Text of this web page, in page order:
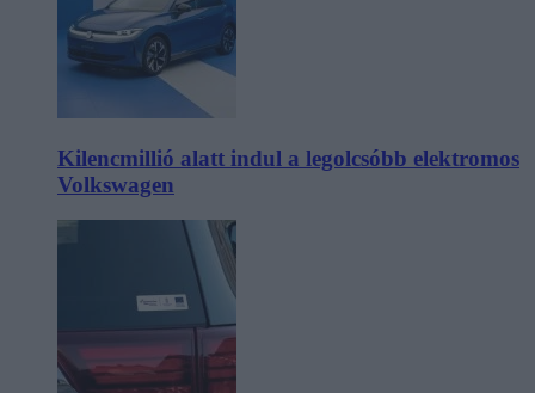
Kilencmillió alatt indul a legolcsóbb elektromos
Volkswagen